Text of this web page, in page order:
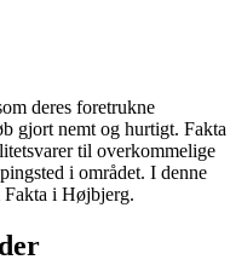
deres foretrukne
gjort nemt og hurtigt. Fakta
til overkommelige
i området. I denne
i Højbjerg.